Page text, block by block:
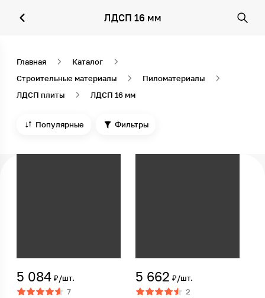
ЛДСП 16 мм
Главная
Каталог
Строительные материалы
Пиломатериалы
ЛДСП плиты
ЛДСП 16 мм
Популярные Фильтры
5 084 ₽/шт.
7
5 662 ₽/шт.
2